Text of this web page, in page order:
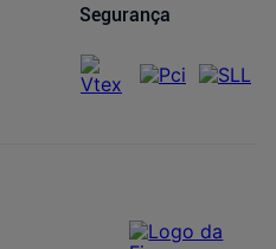
Segurança